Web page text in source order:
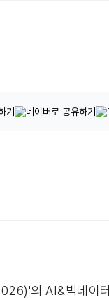
의 AI&빅데이터